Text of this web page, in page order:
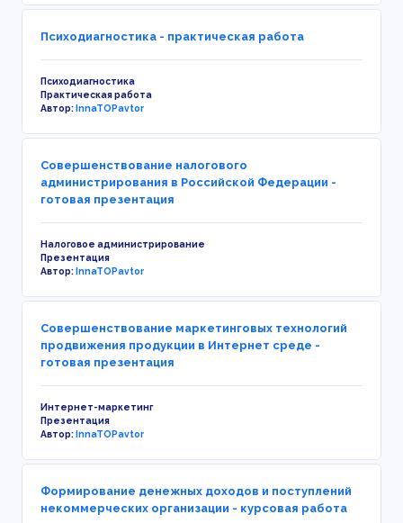
Психодиагностика - практическая работа
Психодиагностика
Практическая работа
Автор:InnaTOPavtor
Совершенствование налогового
администрирования в Российской Федерации -
готовая презентация
Налоговое администрирование
Презентация
Автор:InnaTOPavtor
Совершенствование маркетинговых технологий
продвижения продукции в Интернет среде -
готовая презентация
Интернет-маркетинг
Презентация
Автор:InnaTOPavtor
Формирование денежных доходов и поступлений
некоммерческих организации - курсовая работа